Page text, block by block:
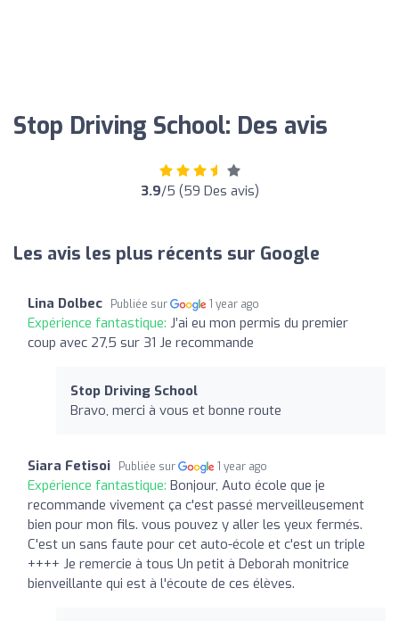
Stop Driving School: Des avis
3.9/5 (59 Des avis)
Les avis les plus récents sur Google
Lina Dolbec Publiée sur 1 year ago
Expérience fantastique: J’ai eu mon permis du premier
coup avec 27,5 sur 31 Je recommande
Stop Driving School
Bravo, merci à vous et bonne route
Siara Fetisoi Publiée sur 1 year ago
Expérience fantastique: Bonjour, Auto école que je
recommande vivement ça c'est passé merveilleusement
bien pour mon fils. vous pouvez y aller les yeux fermés.
C'est un sans faute pour cet auto-école et c'est un triple
++++ Je remercie à tous Un petit à Deborah monitrice
bienveillante qui est à l'écoute de ces élèves.